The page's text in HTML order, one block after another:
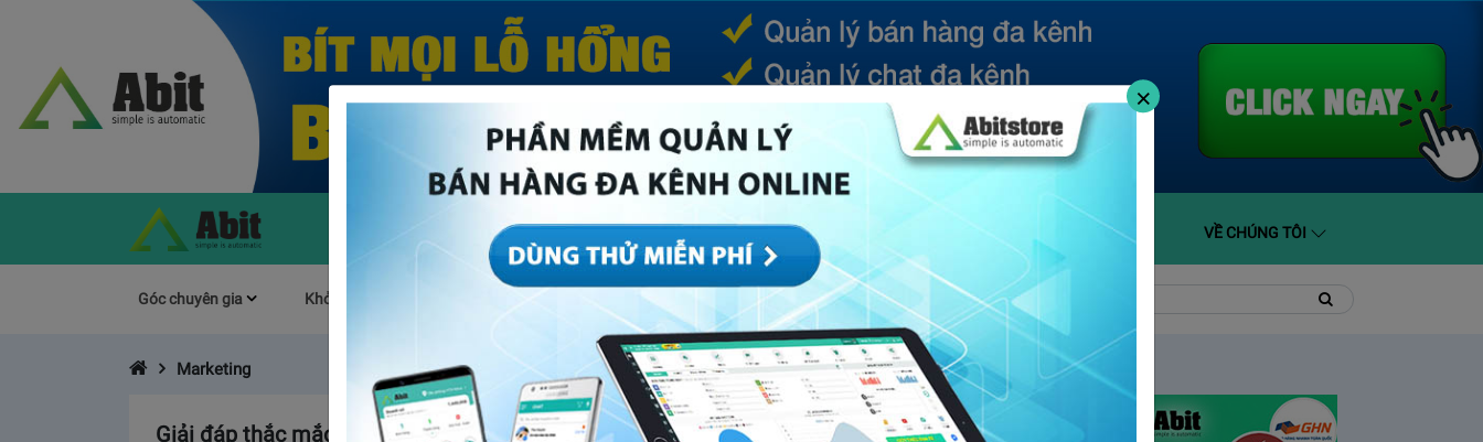
(CURRENT) BÁO GIÁ HỖ TRỢ VỀ CHÚNG TÔI
Góc chuyên gia Khởi Nghiệp Mục khác Quản trị Về Abit
kiếm:
kiếm
Marketing
Giải đáp thắc mắc: Shopee duyệt sản phẩm trong bao lâu?
×